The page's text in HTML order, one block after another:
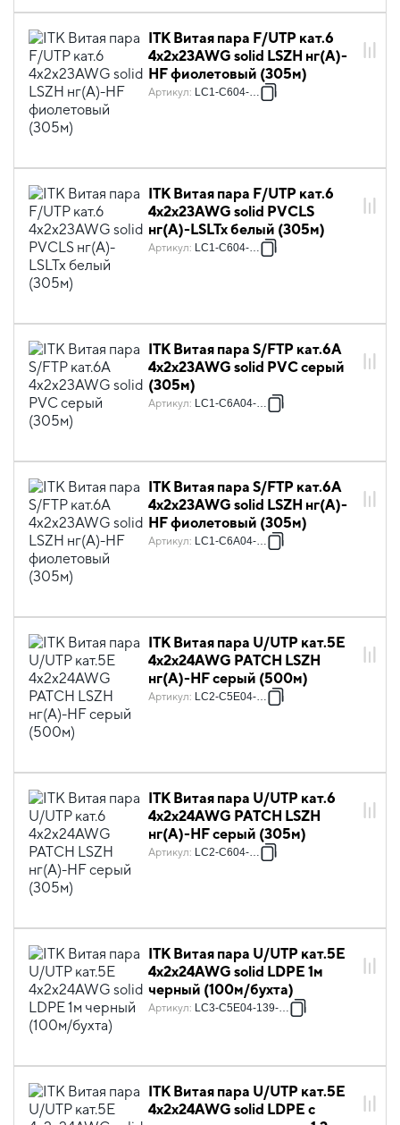
ITK Витая пара F/UTP кат.6
4х2х23AWG solid LSZH нг(А)-
HF фиолетовый (305м)
Артикул: LC1-C604-326
ITK Витая пара F/UTP кат.6
4х2х23AWG solid PVCLS
нг(А)-LSLTx белый (305м)
Артикул: LC1-C604-328
ITK Витая пара S/FTP кат.6A
4х2х23AWG solid PVC серый
(305м)
Артикул: LC1-C6A04-611
ITK Витая пара S/FTP кат.6A
4х2х23AWG solid LSZH нг(А)-
HF фиолетовый (305м)
Артикул: LC1-C6A04-626
ITK Витая пара U/UTP кат.5E
4х2х24AWG PATCH LSZH
нг(А)-HF серый (500м)
Артикул: LC2-C5E04-121
ITK Витая пара U/UTP кат.6
4х2х24AWG PATCH LSZH
нг(А)-HF серый (305м)
Артикул: LC2-C604-121
ITK Витая пара U/UTP кат.5E
4х2х24AWG solid LDPE 1м
черный (100м/бухта)
Артикул: LC3-C5E04-139-100
ITK Витая пара U/UTP кат.5E
4х2х24AWG solid LDPE c